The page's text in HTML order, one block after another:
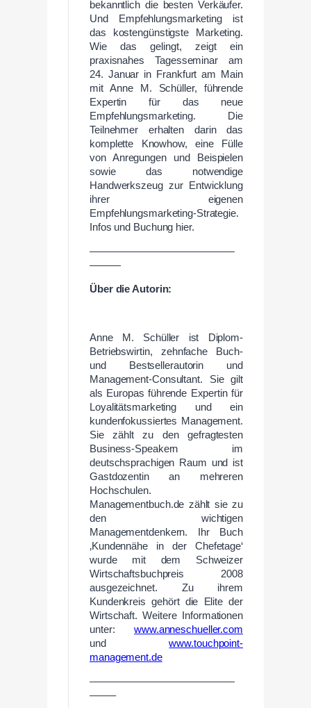
bekanntlich die besten Verkäufer.
Und Empfehlungsmarketing ist
das kostengünstigste Marketing.
Wie das gelingt, zeigt ein
praxisnahes Tagesseminar am
24. Januar in Frankfurt am Main
mit Anne M. Schüller, führende
Expertin für das neue
Empfehlungsmarketing. Die
Teilnehmer erhalten darin das
komplette Knowhow, eine Fülle
von Anregungen und Beispielen
sowie das notwendige
Handwerkszeug zur Entwicklung
ihrer eigenen
Empfehlungsmarketing-Strategie.
Infos und Buchung hier.
——————————————
———
Über dieAutorin:
Anne M. Schüller ist Diplom-
Betriebswirtin, zehnfache Buch-
und Bestsellerautorin und
Management-Consultant. Sie gilt
als Europas führende Expertin für
Loyalitätsmarketing und ein
kundenfokussiertes Management.
Sie zählt zu den gefragtesten
Business-Speakern im
deutschsprachigen Raum und ist
Gastdozentin an mehreren
Hochschulen.
Managementbuch.de zählt sie zu
den wichtigen
Managementdenkern. Ihr Buch
‚Kundennähe in der Chefetage‘
wurde mit dem Schweizer
Wirtschaftsbuchpreis 2008
ausgezeichnet. Zu ihrem
Kundenkreis gehört die Elite der
Wirtschaft. Weitere Informationen
unter:www.anneschueller.com
undwww.touchpoint-
management.de
——————————————
——–